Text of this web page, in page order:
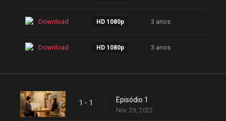
Download HD 1080p 3 anos
Download HD 1080p 3 anos
1 - 1 Episódio 1
Nov. 29, 2022